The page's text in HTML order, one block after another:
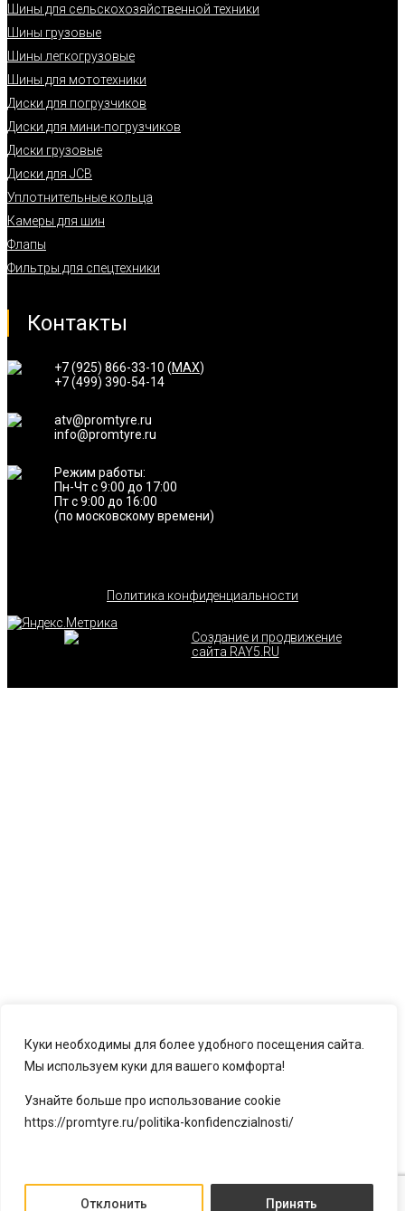
Куки необходимы для более удобного посещения сайта.
Мы используем куки для вашего комфорта!
Узнайте больше про использование cookie
https://promtyre.ru/politika-konfidenczialnosti/
Отклонить Принять
Шины для сельскохозяйственной техники
Шины грузовые
Шины легкогрузовые
Шины для мототехники
Диски для погрузчиков
Диски для мини-погрузчиков
Диски грузовые
Диски для JCB
Уплотнительные кольца
Камеры для шин
Флапы
Фильтры для спецтехники
Контакты
+7 (925) 866-33-10 (MAX)
+7 (499) 390-54-14
atv@promtyre.ru
info@promtyre.ru
Режим работы:
Пн-Чт с 9:00 до 17:00
Пт с 9:00 до 16:00
(по московскому времени)
Политика конфиденциальности
Создание и продвижение
сайта RAY5.RU